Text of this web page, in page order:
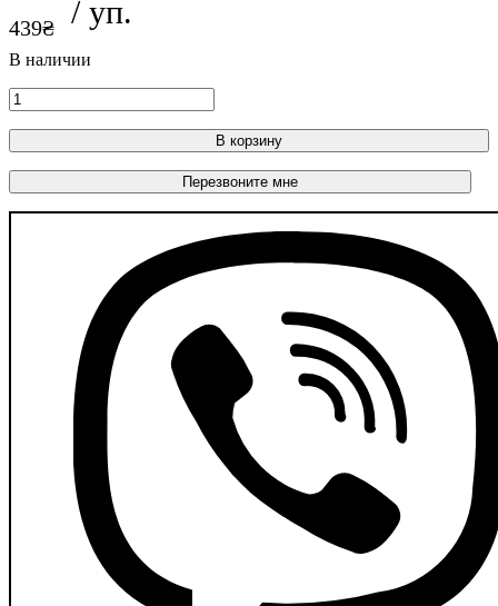
439₴
В корзину
Перезвоните мне